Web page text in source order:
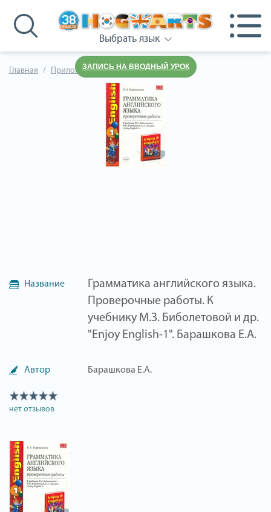
Выбрать язык
ЗАПИСЬ НА ВВОДНЫЙ УРОК
Главная Приложения к учебнику
Название
Грамматика английского языка.
Проверочные работы. К
учебнику М.З. Биболетовой и др.
"Enjoy English-1". Барашкова Е.А.
Автор Барашкова Е.А.
нет отзывов